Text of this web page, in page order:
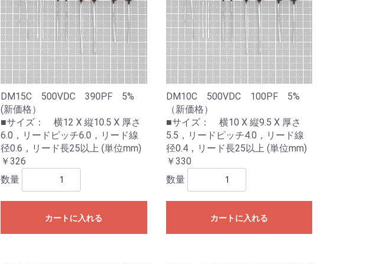
DM15C 500VDC 390PF 5%
(新価格）
■サイズ： 横12 X 縦10.5 X 厚さ
6.0，リードピッチ6.0，リード線
径0.6，リード長25以上 (単位mm)
￥326
数量
カートに入れる
DM10C 500VDC 100PF 5%
（新価格）
■サイズ： 横10 X 縦9.5 X 厚さ
5.5，リードピッチ4.0，リード線
径0.4，リード長25以上 (単位mm)
￥330
数量
カートに入れる